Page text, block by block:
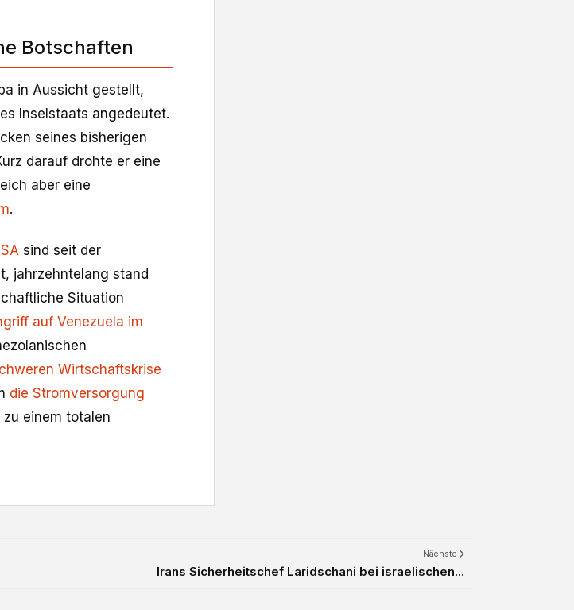
Botschaften
in Aussicht gestellt,
Inselstaats angedeutet.
seines bisherigen
darauf drohte er eine
aber eine
.
sind seit der
jahrzehntelang stand
Situation
auf Venezuela im
Wirtschaftskrise
die Stromversorgung
zu einem totalen
Nächste
Irans Sicherheitschef Laridschani bei israelischen...